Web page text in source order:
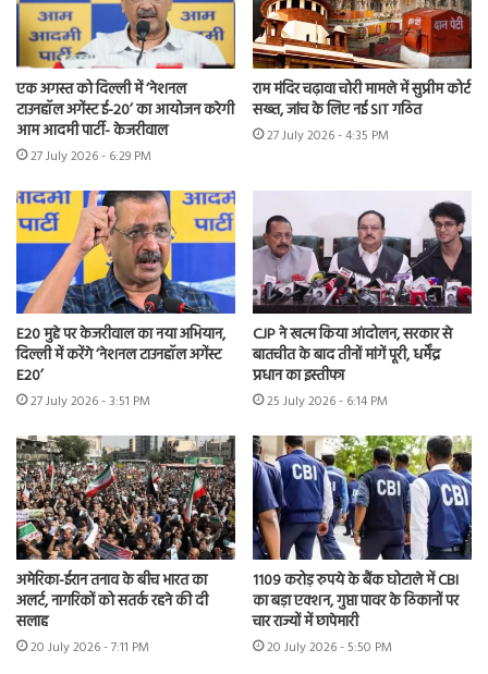
एक अगस्त को दिल्ली में ‘नेशनल
टाउनहॉल अगेंस्ट ई-20’ का आयोजन करेगी
आम आदमी पार्टी- केजरीवाल
27 July 2026 - 6:29 PM
राम मंदिर चढ़ावा चोरी मामले में सुप्रीम कोर्ट
सख्त, जांच के लिए नई SIT गठित
27 July 2026 - 4:35 PM
E20 मुद्दे पर केजरीवाल का नया अभियान,
दिल्ली में करेंगे ‘नेशनल टाउनहॉल अगेंस्ट
E20’
27 July 2026 - 3:51 PM
CJP ने खत्म किया आंदोलन, सरकार से
बातचीत के बाद तीनों मांगें पूरी, धर्मेंद्र
प्रधान का इस्तीफा
25 July 2026 - 6:14 PM
अमेरिका-ईरान तनाव के बीच भारत का
अलर्ट, नागरिकों को सतर्क रहने की दी
सलाह
20 July 2026 - 7:11 PM
1109 करोड़ रुपये के बैंक घोटाले में CBI
का बड़ा एक्शन, गुप्ता पावर के ठिकानों पर
चार राज्यों में छापेमारी
20 July 2026 - 5:50 PM